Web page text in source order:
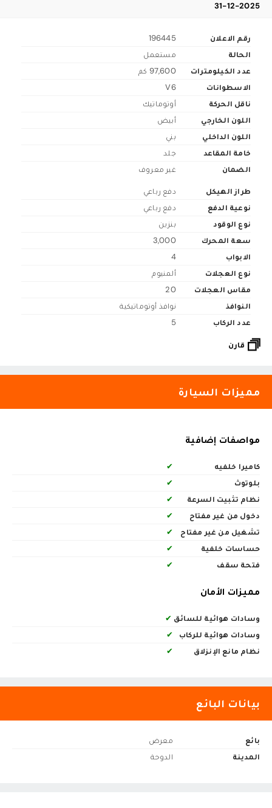
31-12-2025
رقم الاعلان
196445
الحالة
مستعمل
عدد الكيلومترات
97,600 كم
الاسطوانات
V6
ناقل الحركة
أوتوماتيك
اللون الخارجي
أبيض
اللون الداخلي
بني
خامة المقاعد
جلد
الضمان
غير معروف
طراز الهيكل
دفع رباعي
نوعية الدفع
دفع رباعي
نوع الوقود
بنزين
سعة المحرك
3,000
الابواب
4
نوع العجلات
ألمنيوم
مقاس العجلات
20
النوافذ
نوافذ أوتوماتيكية
عدد الركاب
5
قارن
مميزات السيارة
مواصفات إضافية
كاميرا خلفيه
✔
بلوتوث
✔
نظام تثبيت السرعة
✔
دخول من غير مفتاح
✔
تشغيل من غير مفتاح
✔
حساسات خلفية
✔
فتحة سقف
✔
مميزات الأمان
وسادات هوائية للسائق ✔
وسادات هوائية للركاب
✔
نظام مانع الإنزلاق
✔
بيانات البائع
بائع
معرض
المدينة
الدوحة